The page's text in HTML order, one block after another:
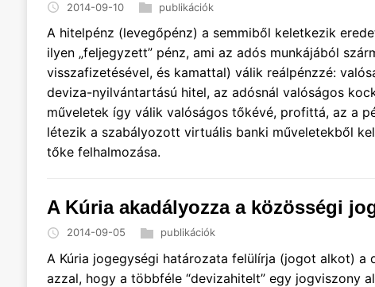
2014-09-10 publikációk
A hitelpénz (levegőpénz) a semmiből keletkezik
ilyen „feljegyzett” pénz, ami az adós munkájából
visszafizetésével, és kamattal) válik reálpénzzé:
deviza-nyilvántartású hitel, az adósnál valóságos
műveletek így válik valóságos tőkévé, profittá, az a
létezik a szabályozott virtuális banki műveletekből
tőke felhalmozása.
A Kúria akadályozza a közösségi
2014-09-05 publikációk
A Kúria jogegységi határozata felülírja (jogot alkot)
azzal, hogy a többféle “devizahitelt” egy jogviszony